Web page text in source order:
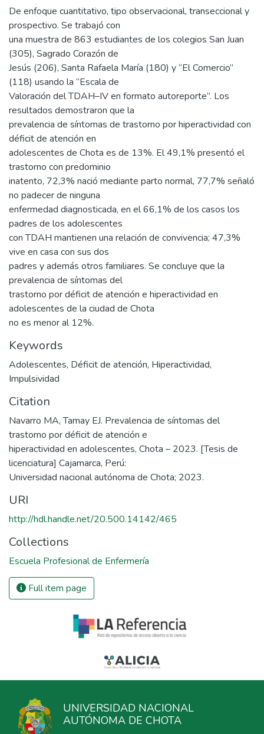
De enfoque cuantitativo, tipo observacional, transeccional y
prospectivo. Se trabajó con
una muestra de 863 estudiantes de los colegios San Juan
(305), Sagrado Corazón de
Jesús (206), Santa Rafaela María (180) y “El Comercio”
(118) usando la “Escala de
Valoración del TDAH–IV en formato autoreporte”. Los
resultados demostraron que la
prevalencia de síntomas de trastorno por hiperactividad con
déficit de atención en
adolescentes de Chota es de 13%. El 49,1% presentó el
trastorno con predominio
inatento, 72,3% nació mediante parto normal, 77,7% señaló
no padecer de ninguna
enfermedad diagnosticada, en el 66,1% de los casos los
padres de los adolescentes
con TDAH mantienen una relación de convivencia; 47,3%
vive en casa con sus dos
padres y además otros familiares. Se concluye que la
prevalencia de síntomas del
trastorno por déficit de atención e hiperactividad en
adolescentes de la ciudad de Chota
no es menor al 12%.
Keywords
Adolescentes, Déficit de atención, Hiperactividad,
Impulsividad
Citation
Navarro MA, Tamay EJ. Prevalencia de síntomas del
trastorno por déficit de atención e
hiperactividad en adolescentes, Chota – 2023. [Tesis de
licenciatura] Cajamarca, Perú:
Universidad nacional autónoma de Chota; 2023.
URI
http://hdl.handle.net/20.500.14142/465
Collections
Escuela Profesional de Enfermería
Full item page
UNIVERSIDAD NACIONAL
AUTÓNOMA DE CHOTA